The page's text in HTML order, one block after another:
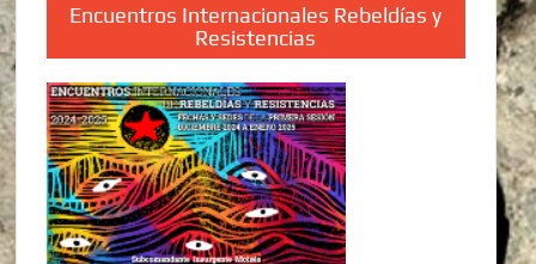
Encuentros Internacionales Rebeldías y
Resistencias